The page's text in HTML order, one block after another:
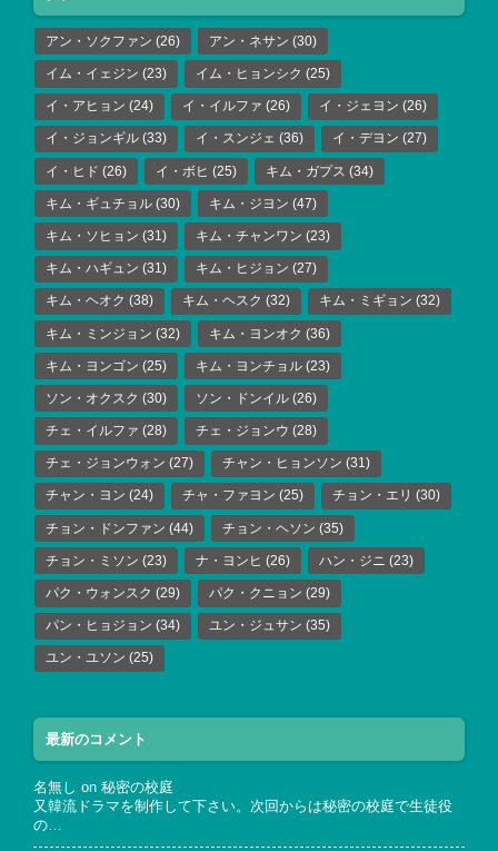
アン・ソクファン (26) アン・ネサン (30)
イム・イェジン (23) イム・ヒョンシク (25)
イ・アヒョン (24) イ・イルファ (26) イ・ジェヨン (26)
イ・ジョンギル (33) イ・スンジェ (36) イ・デヨン (27)
イ・ヒド (26) イ・ボヒ (25) キム・ガプス (34)
キム・ギュチョル (30) キム・ジヨン (47)
キム・ソヒョン (31) キム・チャンワン (23)
キム・ハギュン (31) キム・ヒジョン (27)
キム・ヘオク (38) キム・ヘスク (32) キム・ミギョン (32)
キム・ミンジョン (32) キム・ヨンオク (36)
キム・ヨンゴン (25) キム・ヨンチョル (23)
ソン・オクスク (30) ソン・ドンイル (26)
チェ・イルファ (28) チェ・ジョンウ (28)
チェ・ジョンウォン (27) チャン・ヒョンソン (31)
チャン・ヨン (24) チャ・ファヨン (25) チョン・エリ (30)
チョン・ドンファン (44) チョン・ヘソン (35)
チョン・ミソン (23) ナ・ヨンヒ (26) ハン・ジニ (23)
パク・ウォンスク (29) パク・クニョン (29)
パン・ヒョジョン (34) ユン・ジュサン (35)
ユン・ユソン (25)
最新のコメント
名無し on 秘密の校庭
又韓流ドラマを制作して下さい。次回からは秘密の校庭で生徒役
の…